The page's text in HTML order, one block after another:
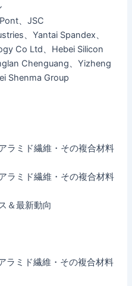
、JSC
、Yantai Spandex、
Co Ltd、Hebei Silicon
Chenguang、Yizheng
Shenma Group
ミド繊維・その複合材料
ミド繊維・その複合材料
最新動向
ミド繊維・その複合材料